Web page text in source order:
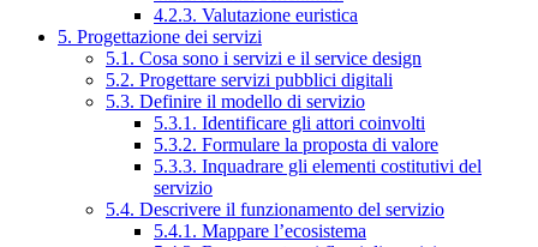
4.2.3. Valutazione euristica
5. Progettazione dei servizi
5.1. Cosa sono i servizi e il service design
5.2. Progettare servizi pubblici digitali
5.3. Definire il modello di servizio
5.3.1. Identificare gli attori coinvolti
5.3.2. Formulare la proposta di valore
5.3.3. Inquadrare gli elementi costitutivi del
servizio
5.4. Descrivere il funzionamento del servizio
5.4.1. Mappare l’ecosistema